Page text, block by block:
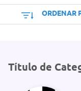
ORDENAR
Título de
Cerveza
Doves